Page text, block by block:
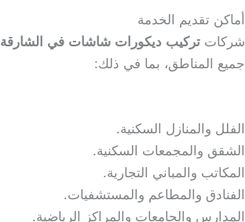
أماكن تقديم الخدمة
شركات تركيب ديكورات شاشات في الشارقة
جميع المناطق، بما في ذلك:
الفلل والمنازل السكنية.
الشقق والمجمعات السكنية.
المكاتب والمباني التجارية.
الفنادق والمطاعم والمستشفيات.
المدارس والجامعات والمراكز الرياضية.